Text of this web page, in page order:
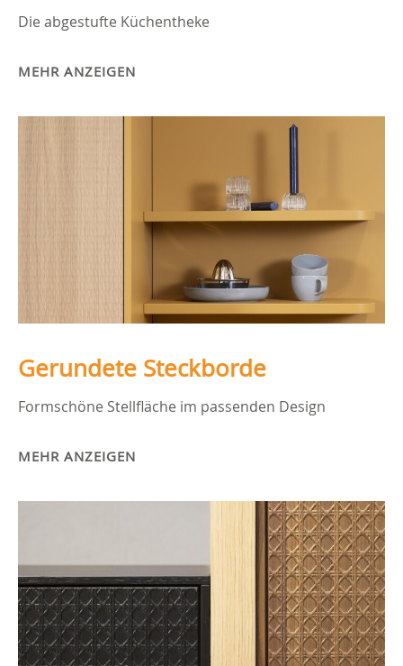
Die abgestufte Küchentheke
MEHR ANZEIGEN
Gerundete Steckborde
Formschöne Stellfläche im passenden Design
MEHR ANZEIGEN